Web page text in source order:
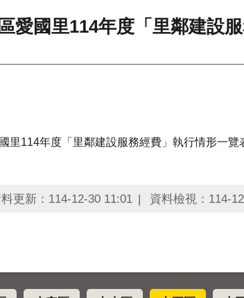
愛國里114年度「里鄰建設
里114年度「里鄰建設服務經費」執行情形一覽
更新：114-12-30 11:01 資料檢視：114-